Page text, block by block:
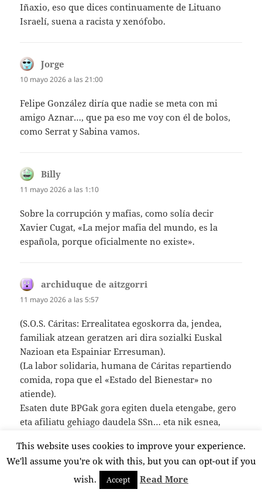
Iñaxio, eso que dices continuamente de Lituano
Israelí, suena a racista y xenófobo.
Jorge
10 mayo 2026 a las 21:00
Felipe González diría que nadie se meta con mi
amigo Aznar…, que pa eso me voy con él de bolos,
como Serrat y Sabina vamos.
Billy
11 mayo 2026 a las 1:10
Sobre la corrupción y mafias, como solía decir
Xavier Cugat, «La mejor mafia del mundo, es la
española, porque oficialmente no existe».
archiduque de aitzgorri
11 mayo 2026 a las 5:57
(S.O.S. Cáritas: Errealitatea egoskorra da, jendea,
familiak atzean geratzen ari dira sozialki Euskal
Nazioan eta Espainiar Erresuman).
(La labor solidaria, humana de Cáritas repartiendo
comida, ropa que el «Estado del Bienestar» no
atiende).
Esaten dute BPGak gora egiten duela etengabe, gero
eta afiliatu gehiago daudela SSn… eta nik esnea,
garestiagoa ordaintzen jarraitzen dut… normala
pobrezia egotea).
(En 7 años han llegado al Reino de España y a la
Nación de Euskadi 3.500.000 de inmigrantes ilegales.
This website uses cookies to improve your experience.
We'll assume you're ok with this, but you can opt-out if you
wish.
Accept Read More